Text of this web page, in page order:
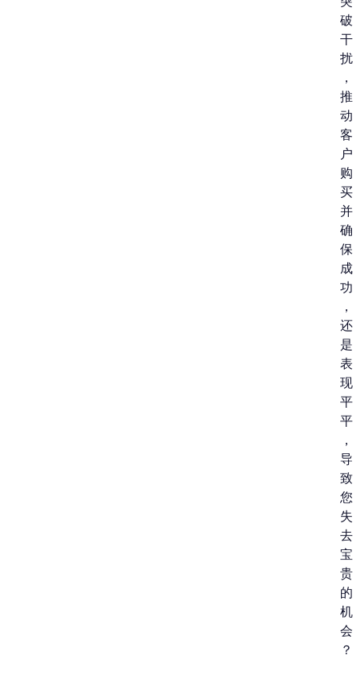
破
干
扰
，
推
动
客
户
购
买
并
确
保
成
功
，
还
是
表
现
平
平
，
导
致
您
失
去
宝
贵
的
机
会
？